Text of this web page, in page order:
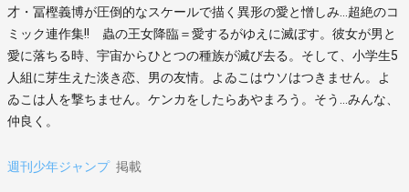
才・冨樫義博が圧倒的なスケールで描く異形の愛と憎しみ…超絶のコ
ミック連作集!! 蟲の王女降臨＝愛するがゆえに滅ぼす。彼女が男と
愛に落ちる時、宇宙からひとつの種族が滅び去る。そして、小学生5
人組に芽生えた淡き恋、男の友情。よゐこはウソはつきません。よ
ゐこは人を撃ちません。ケンカをしたらあやまろう。そう…みんな、
仲良く。
週刊少年ジャンプ 掲載